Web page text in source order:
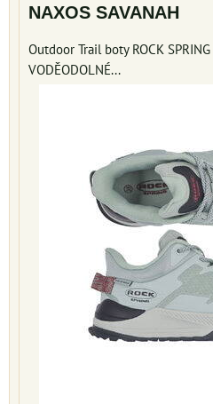
NAXOS SAVANAH
Outdoor Trail boty ROCK
VODĚODOLNÉ...